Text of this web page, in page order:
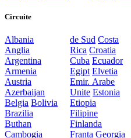
Circuite
Albania
Anglia
Argentina
Armenia
Austria
Azerbaijan
Belgia Bolivia
Brazilia
Buthan
Cambogia
de Sud Costa
Rica Croatia
Cuba Ecuador
Egipt Elvetia
Emir. Arabe
Unite Estonia
Etiopia
Filipine
Finlanda
Franta Georgia